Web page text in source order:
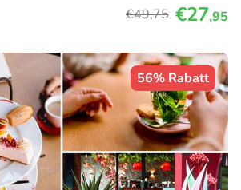
€49,75 €27,95
56% Rabatt